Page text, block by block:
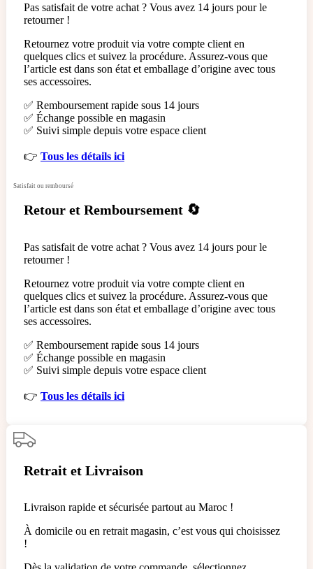
Pas satisfait de votre achat ? Vous avez 14 jours pour le
retourner !
Retournez votre produit via votre compte client en
quelques clics et suivez la procédure. Assurez-vous que
l’article est dans son état et emballage d’origine avec tous
ses accessoires.
✅ Remboursement rapide sous 14 jours
✅ Échange possible en magasin
✅ Suivi simple depuis votre espace client
👉 Tous les détails ici
Satisfait ou remboursé
Retour et Remboursement 🔄
Pas satisfait de votre achat ? Vous avez 14 jours pour le
retourner !
Retournez votre produit via votre compte client en
quelques clics et suivez la procédure. Assurez-vous que
l’article est dans son état et emballage d’origine avec tous
ses accessoires.
✅ Remboursement rapide sous 14 jours
✅ Échange possible en magasin
✅ Suivi simple depuis votre espace client
👉 Tous les détails ici
Retrait et Livraison
Livraison rapide et sécurisée partout au Maroc !
À domicile ou en retrait magasin, c’est vous qui choisissez
!